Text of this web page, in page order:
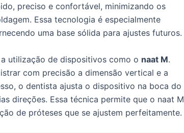
preciso e confortável, minimizando os
Essa tecnologia é especialmente
uma base sólida para ajustes futuros.
utilização de dispositivos como o naat M.
com precisão a dimensão vertical e a
o dentista ajusta o dispositivo na boca do
direções. Essa técnica permite que o naat M
de próteses que se ajustem perfeitamente.